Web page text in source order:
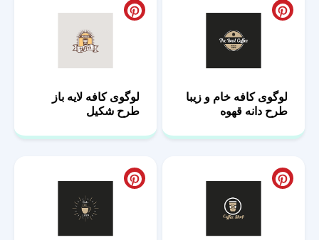
لوگوی کافه خام و زیبا
طرح دانه قهوه
لوگوی کافه لایه باز
طرح شکیل